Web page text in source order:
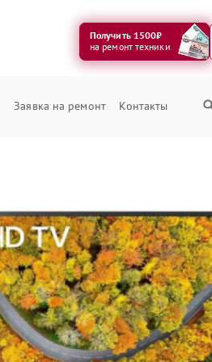
Получить 1500₽
на ремонт техники
Заявка на ремонт Контакты